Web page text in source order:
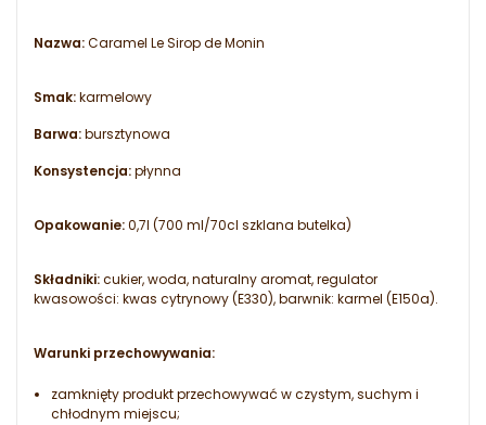
Nazwa:Caramel Le Sirop de Monin
Smak:karmelowy
Barwa:bursztynowa
Konsystencja:płynna
Opakowanie:0,7l (700 ml/70cl szklana butelka)
Składniki:cukier, woda, naturalny aromat, regulator
kwasowości: kwas cytrynowy (E330), barwnik: karmel (E150a).
Warunki przechowywania:
zamknięty produkt przechowywać w czystym, suchym i
chłodnym miejscu;